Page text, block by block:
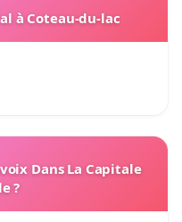
à Coteau-du-lac
Dans La Capitale
?